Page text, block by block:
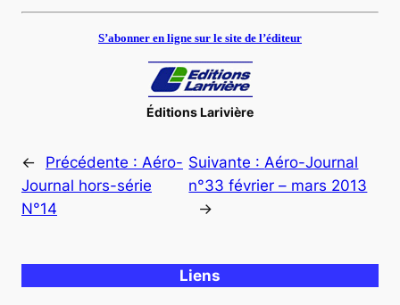
S’abonner en ligne sur le site de l’éditeur
Éditions Larivière
← Précédente : Aéro-
Journal hors-série
N°14
Suivante : Aéro-Journal
n°33 février – mars 2013
→
Liens